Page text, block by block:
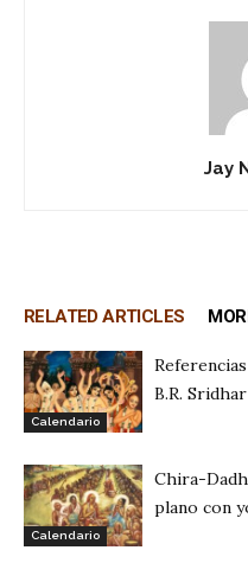
Jay
RELATED ARTICLES
Calendario
B.R.
Calendario
Chira-
plano con